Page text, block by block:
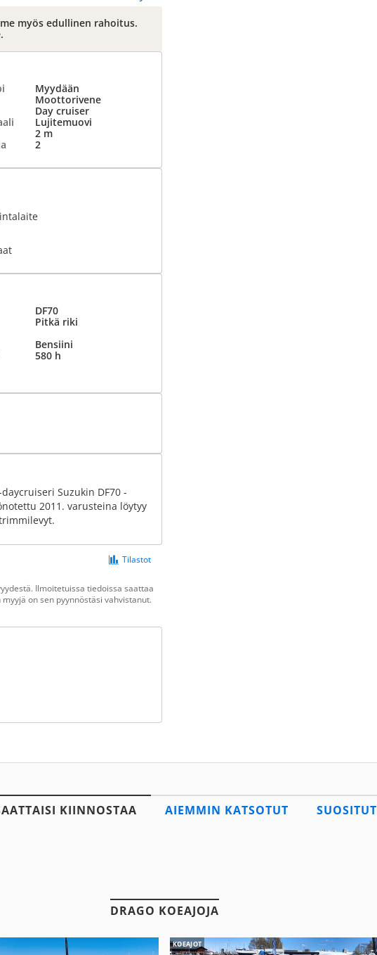
myös edullinen rahoitus.
Myydään
Moottorivene
Day cruiser
Lujitemuovi
2 m
2
DF70
Pitkä riki
Bensiini
580 h
Suzukin DF70 -
2011. varusteina löytyy
Tilastot
Ilmoitetuissa tiedoissa saattaa
on sen pyynnöstäsi vahvistanut.
KIINNOSTAA AIEMMIN KATSOTUT SUOSITUT
DRAGO KOEAJOJA
KOEAJOT